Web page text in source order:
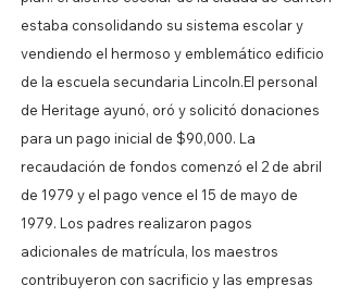
estaba consolidando su sistema escolar y
vendiendo el hermoso y emblemático edificio
de la escuela secundaria Lincoln.El personal
de Heritage ayunó, oró y solicitó donaciones
para un pago inicial de $90,000. La
recaudación de fondos comenzó el 2 de abril
de 1979 y el pago vence el 15 de mayo de
1979. Los padres realizaron pagos
adicionales de matrícula, los maestros
contribuyeron con sacrificio y las empresas